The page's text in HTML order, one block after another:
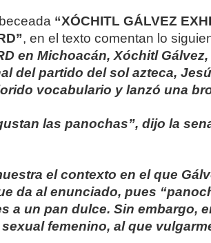
“XÓCHITL GÁLVEZ
, en el texto comentan lo
en Michoacán, Xóchitl
del partido del sol azteca,
vocabulario y lanzó una
las panochas”, dijo la
el contexto en el que
da al enunciado, pues
a un pan dulce. Sin embargo,
femenino, al que